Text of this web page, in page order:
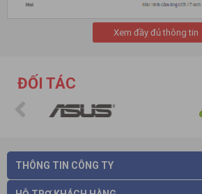
nhau, tuy nhiên về mặt cấu tạo sẽ giống
giúp thực hiện thao tác dễ dàng và nhanh
Xem đầy đủ thông tin
ĐỐI TÁC
THÔNG TIN CÔNG TY